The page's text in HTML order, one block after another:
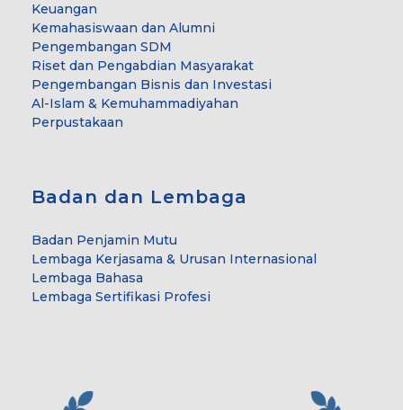
Keuangan
Kemahasiswaan dan Alumni
Pengembangan SDM
Riset dan Pengabdian Masyarakat
Pengembangan Bisnis dan Investasi
Al-Islam & Kemuhammadiyahan
Perpustakaan
Badan dan Lembaga
Badan Penjamin Mutu
Lembaga Kerjasama & Urusan Internasional
Lembaga Bahasa
Lembaga Sertifikasi Profesi